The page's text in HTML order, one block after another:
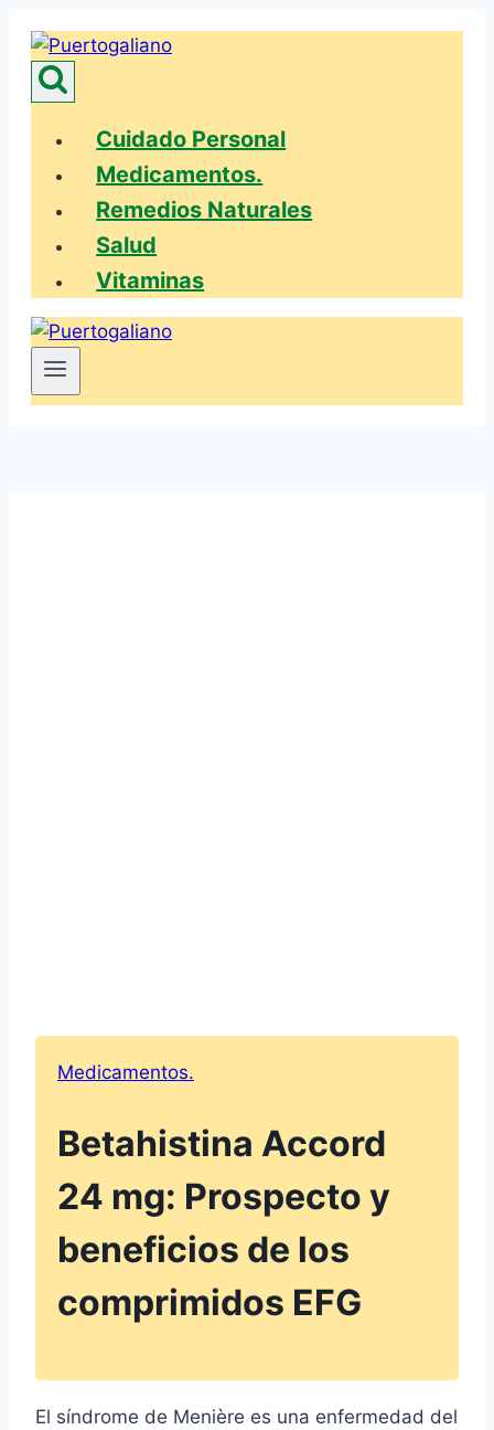
contenido
Cuidado Personal
Medicamentos.
Remedios Naturales
Salud
Vitaminas
Medicamentos.
Betahistina Accord
24 mg: Prospecto y
beneficios de los
comprimidos EFG
El síndrome de Menière es una enfermedad del